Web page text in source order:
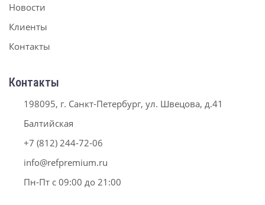
Новости
Клиенты
Контакты
Контакты
198095, г. Санкт-Петербург, ул. Швецова, д.41
Балтийская
+7 (812) 244-72-06
info@refpremium.ru
Пн-Пт с 09:00 до 21:00